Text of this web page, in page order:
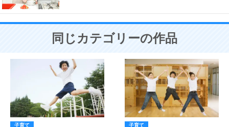
同じカテゴリーの作品
子育て 子育て